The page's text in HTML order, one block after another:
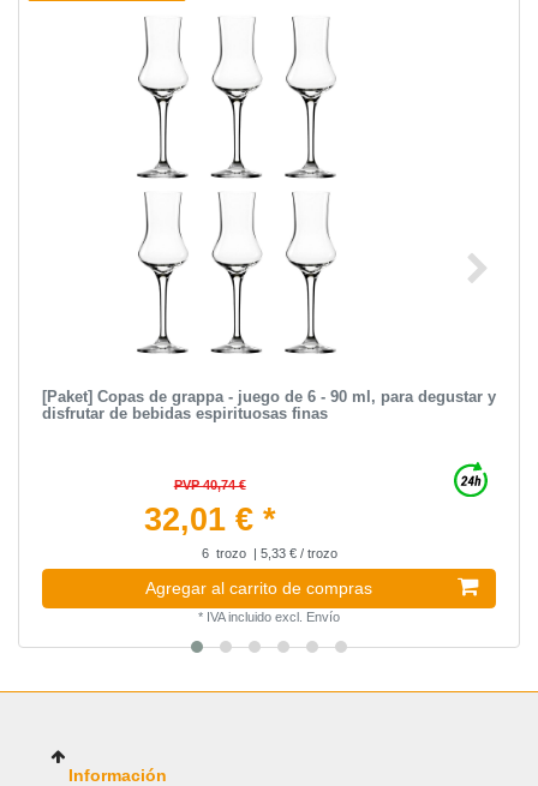
[Paket] Copas de grappa - juego de 6 - 90 ml, para degustar y
disfrutar de bebidas espirituosas finas
PVP 40,74 €
32,01 € *
6 trozo | 5,33 € / trozo
Agregar al carrito de compras
* IVA incluido excl. Envío
Información